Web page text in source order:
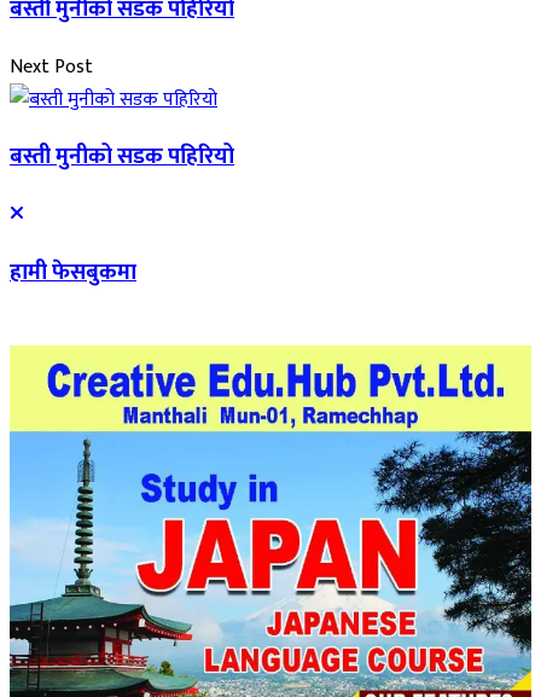
बस्ती मुनीको सडक पहिरियो
Next Post
बस्ती मुनीको सडक पहिरियो
हामी फेसबुकमा